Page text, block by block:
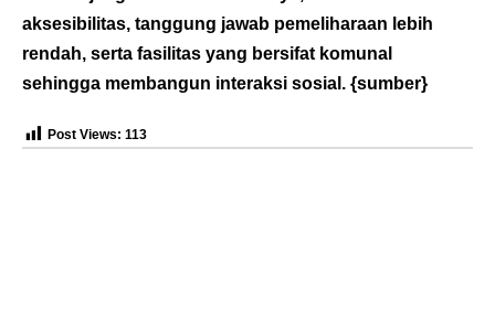
aksesibilitas, tanggung jawab pemeliharaan lebih
rendah, serta fasilitas yang bersifat komunal
sehingga membangun interaksi sosial. {sumber}
Post Views: 113